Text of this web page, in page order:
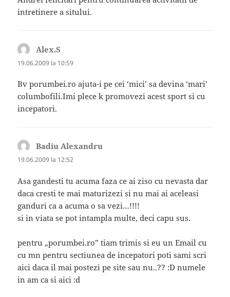
intretinere a sitului.
Alex.S
19.06.2009 la 10:59
Bv porumbei.ro ajuta-i pe cei ‘mici’ sa devina ‘mari’
columbofili.Imi plece k promovezi acest sport si cu
incepatori.
Badiu Alexandru
19.06.2009 la 12:52
Asa gandesti tu acuma faza ce ai ziso cu nevasta dar
daca cresti te mai maturizezi si nu mai ai aceleasi
ganduri ca a acuma o sa vezi…!!!!
si in viata se pot intampla multe, deci capu sus.
pentru „porumbei.ro” tiam trimis si eu un Email cu
cu mn pentru sectiunea de incepatori poti sami scri
aici daca il mai postezi pe site sau nu..?? :D numele
in am ca si aici :d